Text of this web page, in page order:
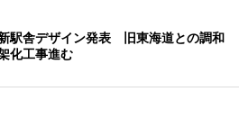
駅舎デザイン発表 旧東海道との調和
化工事進む